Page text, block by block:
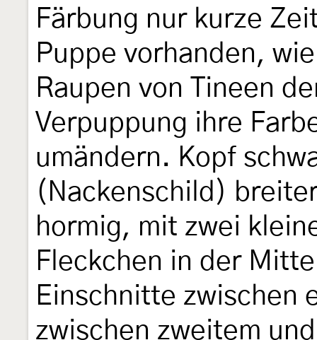
Färbung nur kurze
Puppe vorhanden,
Raupen von Tineen
Verpuppung ihre
umändern. Kopf
(Nackenschild)
hormig, mit zwei
Fleckchen in der
Einschnitte zwischen
zwischen zweitem